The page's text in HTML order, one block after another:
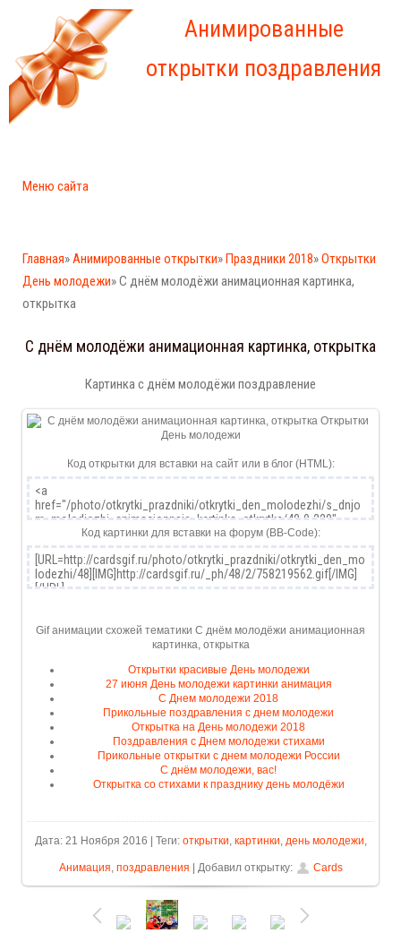
Анимированные
открытки поздравления
Меню сайта
Главная»Анимированные открытки»Праздники 2018»Открытки
День молодежи» С днём молодёжи анимационная картинка,
открытка
С днём молодёжи анимационная картинка, открытка
Картинка с днём молодёжи поздравление
Код открытки для вставки на сайт или в блог (HTML):
Код картинки для вставки на форум (BB-Code):
Gif анимации схожей тематики С днём молодёжи анимационная
картинка, открытка
Открытки красивые День молодежи
27 июня День молодежи картинки анимация
С Днем молодежи 2018
Прикольные поздравления с днем молодежи
Открытка на День молодежи 2018
Поздравления с Днем молодежи стихами
Прикольные открытки с днем молодежи России
С днём молодежи, вас!
Открытка со стихами к празднику день молодёжи
Дата: 21 Ноября 2016 | Теги: открытки, картинки, день молодежи,
Анимация, поздравления | Добавил открытку: Cards